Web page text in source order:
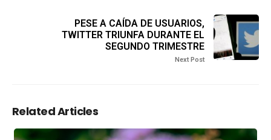
PESE A CAÍDA DE USUARIOS,
TWITTER TRIUNFA DURANTE EL
SEGUNDO TRIMESTRE
Next Post
Related Articles